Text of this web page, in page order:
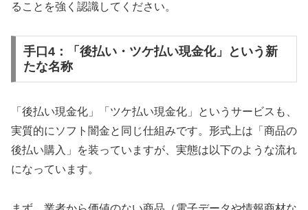
ることを強く認識してください。
手口4：「後払い・ツケ払い現金化」という新
たな名称
「後払い現金化」「ツケ払い現金化」というサービスも、
実質的にソフト闇金と同じ仕組みです。形式上は「商品の
後払い購入」を装っていますが、実態は以下のような流れ
になっています。